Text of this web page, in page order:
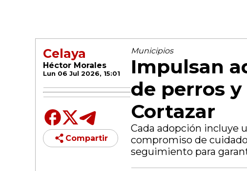
Celaya
Héctor Morales
Lun 06 Jul 2026, 15:01
Compartir
Municipios
Impulsan
de perros
Cortazar
Cada adopción incluye
compromiso de
seguimiento para